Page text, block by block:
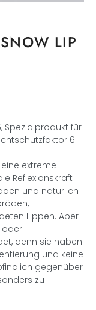
LIP
Spezialprodukt für
6.
extreme
Reflexionskraft
und natürlich
Lippen. Aber
oder
denn sie haben
und keine
gegenüber
zu